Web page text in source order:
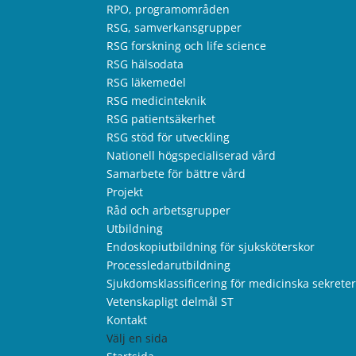
RPO, programområden
RSG, samverkansgrupper
RSG forskning och life science
RSG hälsodata
RSG läkemedel
RSG medicinteknik
RSG patientsäkerhet
RSG stöd för utveckling
Nationell högspecialiserad vård
Samarbete för bättre vård
Projekt
Råd och arbetsgrupper
Utbildning
Endoskopiutbildning för sjuksköterskor
Processledarutbildning
Sjukdomsklassificering för medicinska
Vetenskapligt delmål ST
Kontakt
Välj en sida